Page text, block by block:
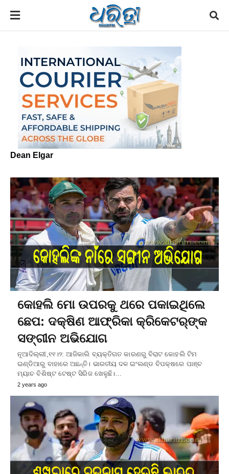
Dean Elgar
କୋହଲି ମୋ ଉପରକୁ ଥରେ ପକାଇଥିଲେ
ଛେପ: ଦକ୍ଷିଣ ଆଫ୍ରିକା କ୍ରିକେଟର୍‌ଙ୍କ
ସଙ୍ଗୀନ ଅଭିଯୋଗ
ନୂଆଦିଲ୍ଲୀ,୧୧।୨: ଆଜିକାଲି ବ୍ୟକ୍ତିଗତ କାରଣରୁ ବିରାଟ କୋହଲି ଟିମ
ଇଣ୍ଡିଆରୁ ବାହାରେ ଅଛନ୍ତି। ଭାରତୀୟ ଦଳ ଇଂଲଣ୍ଡ ବିପକ୍ଷରେ ପାଞ୍ଚ
ମ୍ୟାଚ ବିଶିଷ୍ଟ ଟେଷ୍ଟ ସିରିଜ ଖେଳୁଛି।…
2 years ago